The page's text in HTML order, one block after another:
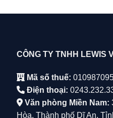
CÔNG TY TNHH LEWIS
Mã số thuế:
Điện thoại:
Văn phòng Miền Nam:
Hòa, Thành phố Dĩ An,